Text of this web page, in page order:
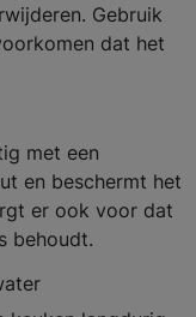
Gebruik
dat het
met een
en beschermt het
er ook voor dat
behoudt.